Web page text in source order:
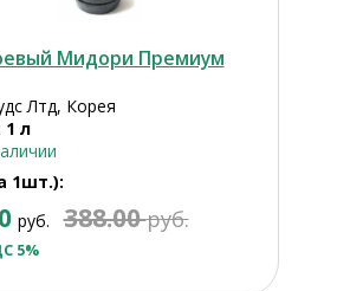
Мидори Премиум
Лтд, Корея
л
1шт.):
руб. 388.00руб.
5%